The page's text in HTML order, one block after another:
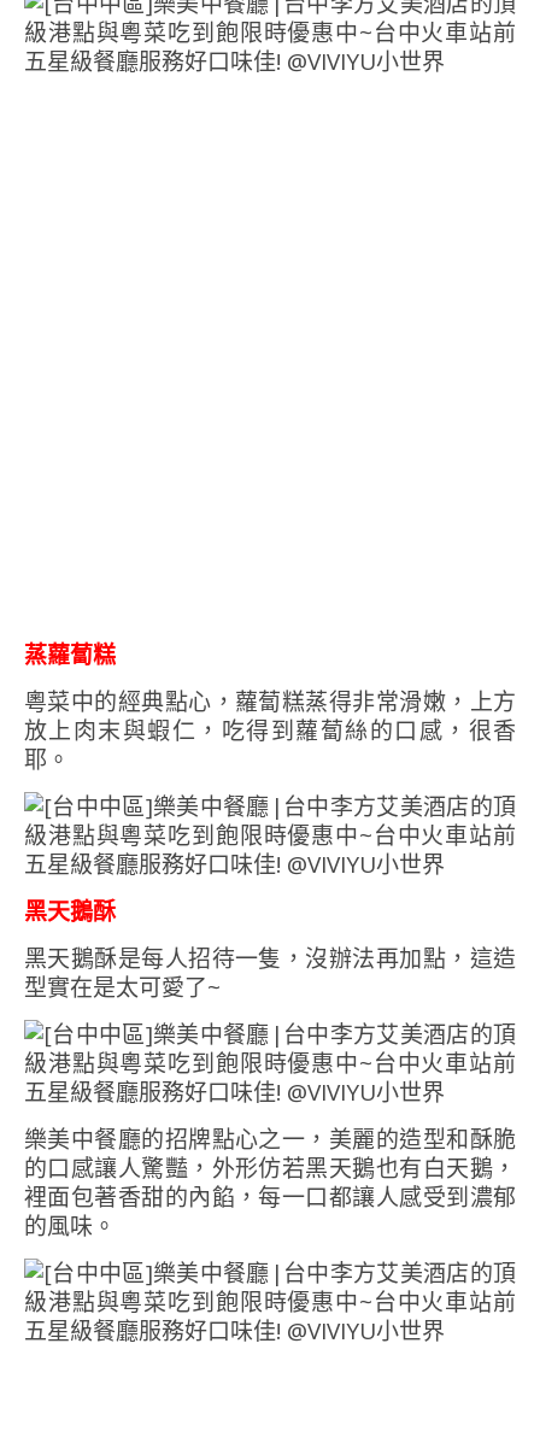
蒸蘿蔔糕
粵菜中的經典點心，蘿蔔糕蒸得非常滑嫩，上方
放上肉末與蝦仁，吃得到蘿蔔絲的口感，很香
耶。
黑天鵝酥
黑天鵝酥是每人招待一隻，沒辦法再加點，這造
型實在是太可愛了~
樂美中餐廳的招牌點心之一，美麗的造型和酥脆
的口感讓人驚豔，外形仿若黑天鵝也有白天鵝，
裡面包著香甜的內餡，每一口都讓人感受到濃郁
的風味。